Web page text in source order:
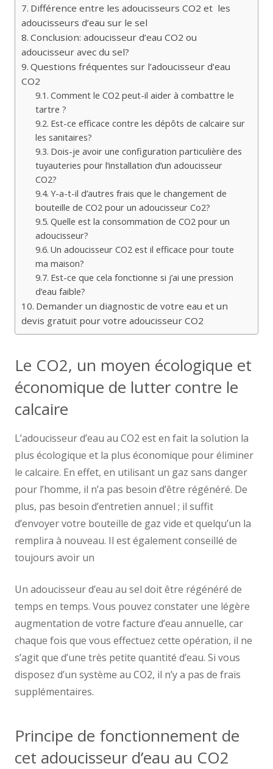
Différence entre les adoucisseurs CO2 et les
adoucisseurs d’eau sur le sel
Conclusion: adoucisseur d’eau CO2 ou
adoucisseur avec du sel?
Questions fréquentes sur l’adoucisseur d’eau
CO2
Comment le CO2 peut-il aider à combattre le
tartre ?
Est-ce efficace contre les dépôts de calcaire sur
les sanitaires?
Dois-je avoir une configuration particulière des
tuyauteries pour l’installation d’un adoucisseur
CO2?
Y-a-t-il d’autres frais que le changement de
bouteille de CO2 pour un adoucisseur Co2?
Quelle est la consommation de CO2 pour un
adoucisseur?
Un adoucisseur CO2 est il efficace pour toute
ma maison?
Est-ce que cela fonctionne si j’ai une pression
d’eau faible?
Demander un diagnostic de votre eau et un
devis gratuit pour votre adoucisseur CO2
Le CO2, un moyen écologique et
économique de lutter contre le
calcaire
L’adoucisseur d’eau au CO2 est en fait la solution la
plus écologique et la plus économique pour éliminer
le calcaire. En effet, en utilisant un gaz sans danger
pour l’homme, il n’a pas besoin d’être régénéré. De
plus, pas besoin d’entretien annuel ; il suffit
d’envoyer votre bouteille de gaz vide et quelqu’un la
remplira à nouveau. Il est également conseillé de
toujours avoir un
Un adoucisseur d’eau au sel doit être régénéré de
temps en temps. Vous pouvez constater une légère
augmentation de votre facture d’eau annuelle, car
chaque fois que vous effectuez cette opération, il ne
s’agit que d’une très petite quantité d’eau. Si vous
disposez d’un système au CO2, il n’y a pas de frais
supplémentaires.
Principe de fonctionnement de
cet adoucisseur d’eau au CO2